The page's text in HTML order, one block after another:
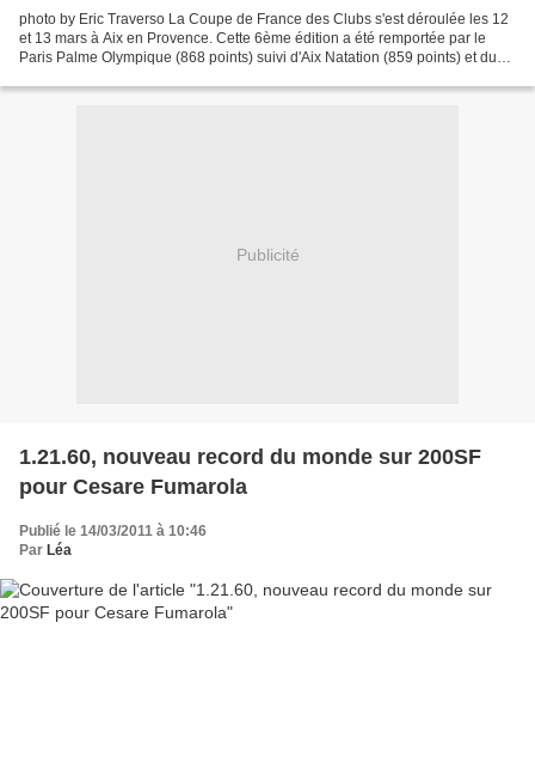
photo by Eric Traverso La Coupe de France des Clubs s'est déroulée les 12
et 13 mars à Aix en Provence. Cette 6ème édition a été remportée par le
Paris Palme Olympique (868 points) suivi d'Aix Natation (859 points) et du
Publicité
1.21.60, nouveau record du monde sur 200SF
pour Cesare Fumarola
Publié le 14/03/2011 à 10:46
Par Léa